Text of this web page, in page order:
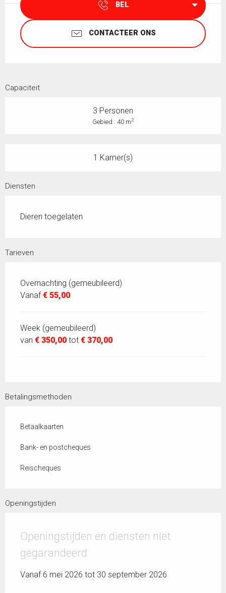
BEL
CONTACTEER ONS
Capaciteit
3 Personen
Gebied : 40 m2
1 Kamer(s)
Diensten
Dieren toegelaten
Tarieven
Overnachting (gemeubileerd)
Vanaf€ 55,00
Week (gemeubileerd)
van € 350,00 tot € 370,00
Betalingsmethoden
Betaalkaarten
Bank- en postcheques
Reischeques
Openingstijden
Openingstijden en diensten niet
gegarandeerd
Vanaf 6 mei 2026 tot 30 september 2026